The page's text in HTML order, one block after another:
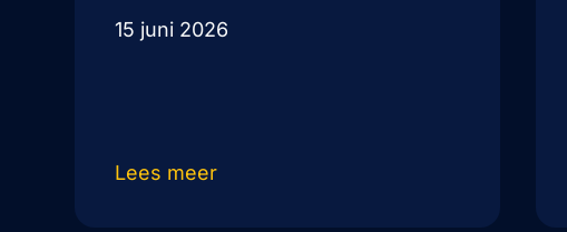
15 juni 2026
Lees meer